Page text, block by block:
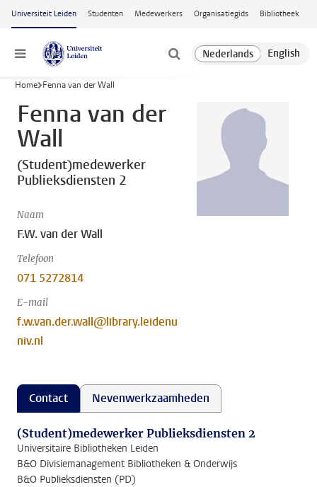
Ga naar hoofdinhoud
Universiteit Leiden Studenten Medewerkers Organisatiegids Bibliotheek
Menu
Home Fenna van der Wall
Fenna van der
Wall
(Student)medewerker
Publieksdiensten 2
Naam
F.W. van der Wall
Telefoon
071 5272814
E-mail
f.w.van.der.wall@library.leidenu
niv.nl
Contact Nevenwerkzaamheden
(Student)medewerker Publieksdiensten 2
Universitaire Bibliotheken Leiden
B&O Divisiemanagement Bibliotheken & Onderwijs
B&O Publieksdiensten (PD)